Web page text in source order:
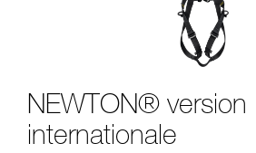
NEWTON® version
internationale